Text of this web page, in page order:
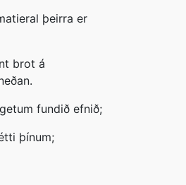
þeirra er
brot á
fundið efnið;
þínum;